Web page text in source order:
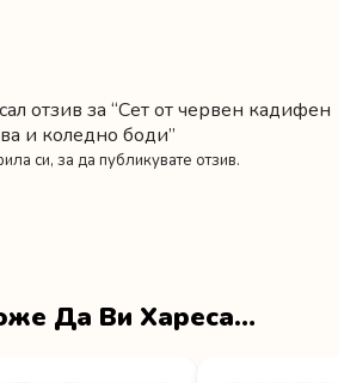
отзив за “Сет от червен кадифен
и коледно боди”
си, за да публикувате отзив.
Да Ви Хареса…